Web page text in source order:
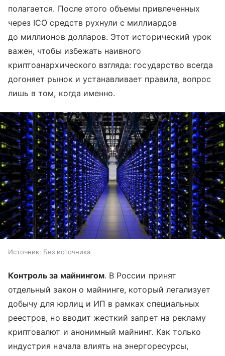
полагается. После этого объемы привлеченных
через ICO средств рухнули с миллиардов
до миллионов долларов. Этот исторический урок
важен, чтобы избежать наивного
криптоанархического взгляда: государство всегда
догоняет рынок и устанавливает правила, вопрос
лишь в том, когда именно.
Источник: Без источника
Контроль за майнингом. В России принят
отдельный закон о майнинге, который легализует
добычу для юрлиц и ИП в рамках специальных
реестров, но вводит жесткий запрет на рекламу
криптовалют и анонимный майнинг. Как только
индустрия начала влиять на энергоресурсы,